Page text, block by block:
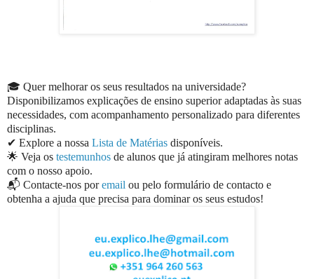
🎓 Quer melhorar os seus resultados na universidade?
Disponibilizamos explicações de ensino superior adaptadas às suas
necessidades, com acompanhamento personalizado para diferentes
disciplinas.
✔ Explore a nossa Lista de Matérias disponíveis.
🌟 Veja os testemunhos de alunos que já atingiram melhores notas
com o nosso apoio.
📬 Contacte-nos poremail ou pelo formulário de contacto e
obtenha a ajuda que precisa para dominar os seus estudos!